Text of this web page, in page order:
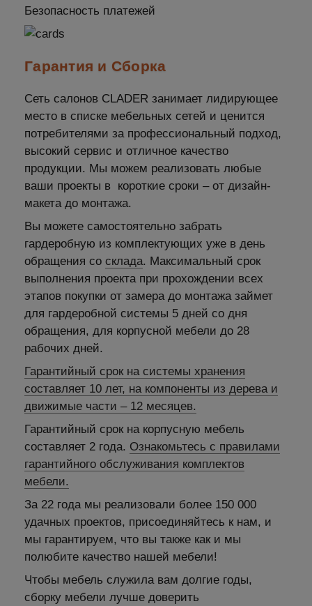
Безопасность платежей
Гарантия и Сборка
Сеть салонов CLADER занимает лидирующее
место в списке мебельных сетей и ценится
потребителями за профессиональный подход,
высокий сервис и отличное качество
продукции. Мы можем реализовать любые
ваши проекты в короткие сроки – от дизайн-
макета до монтажа.
Вы можете самостоятельно забрать
гардеробную из комплектующих уже в день
обращения со склада. Максимальный срок
выполнения проекта при прохождении всех
этапов покупки от замера до монтажа займет
для гардеробной системы 5 дней со дня
обращения, для корпусной мебели до 28
рабочих дней.
Гарантийный срок на системы хранения
составляет 10 лет, на компоненты из дерева и
движимые части – 12 месяцев.
Гарантийный срок на корпусную мебель
составляет 2 года. Ознакомьтесь с правилами
гарантийного обслуживания комплектов
мебели.
За 22 года мы реализовали более 150 000
удачных проектов, присоединяйтесь к нам, и
мы гарантируем, что вы также как и мы
полюбите качество нашей мебели!
Чтобы мебель служила вам долгие годы,
сборку мебели лучше доверить